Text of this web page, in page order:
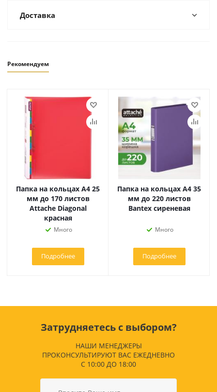
Доставка
Рекомендуем
Папка на кольцах А4 25
мм до 170 листов
Attache Diagonal
красная
Много
Подробнее
Папка на кольцах А4 35
мм до 220 листов
Bantex сиреневая
Много
Подробнее
Затрудняетесь с выбором?
НАШИ МЕНЕДЖЕРЫ
ПРОКОНСУЛЬТИРУЮТ ВАС ЕЖЕДНЕВНО
С 10:00 ДО 18:00